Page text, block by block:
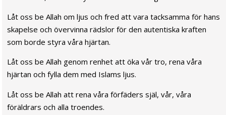
Låt oss be Allah om ljus och fred att vara tacksamma för hans
skapelse och övervinna rädslor för den autentiska kraften
som borde styra våra hjärtan.
Låt oss be Allah genom renhet att öka vår tro, rena våra
hjärtan och fylla dem med Islams ljus.
Låt oss be Allah att rena våra förfäders själ, vår, våra
föräldrars och alla troendes.